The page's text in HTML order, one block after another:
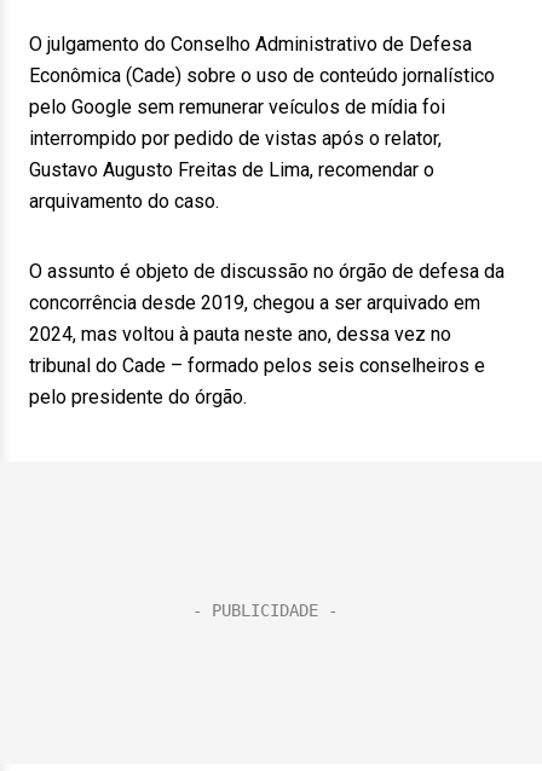
O julgamento do Conselho Administrativo de Defesa
Econômica (Cade) sobre o uso de conteúdo jornalístico
pelo Google sem remunerar veículos de mídia foi
interrompido por pedido de vistas após o relator,
Gustavo Augusto Freitas de Lima, recomendar o
arquivamento do caso.
O assunto é objeto de discussão no órgão de defesa da
concorrência desde 2019, chegou a ser arquivado em
2024, mas voltou à pauta neste ano, dessa vez no
tribunal do Cade – formado pelos seis conselheiros e
pelo presidente do órgão.